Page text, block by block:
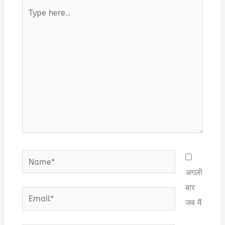
here..
Name*
Email*
अगली
बार
जब मैं